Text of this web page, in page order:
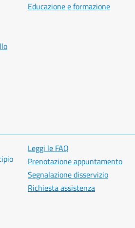
Educazione e formazione
Leggi le FAQ
Prenotazione appuntamento
Segnalazione disservizio
Richiesta assistenza